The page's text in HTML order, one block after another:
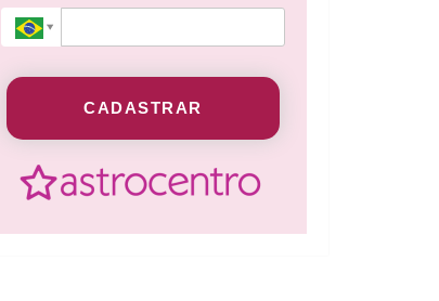
CADASTRAR